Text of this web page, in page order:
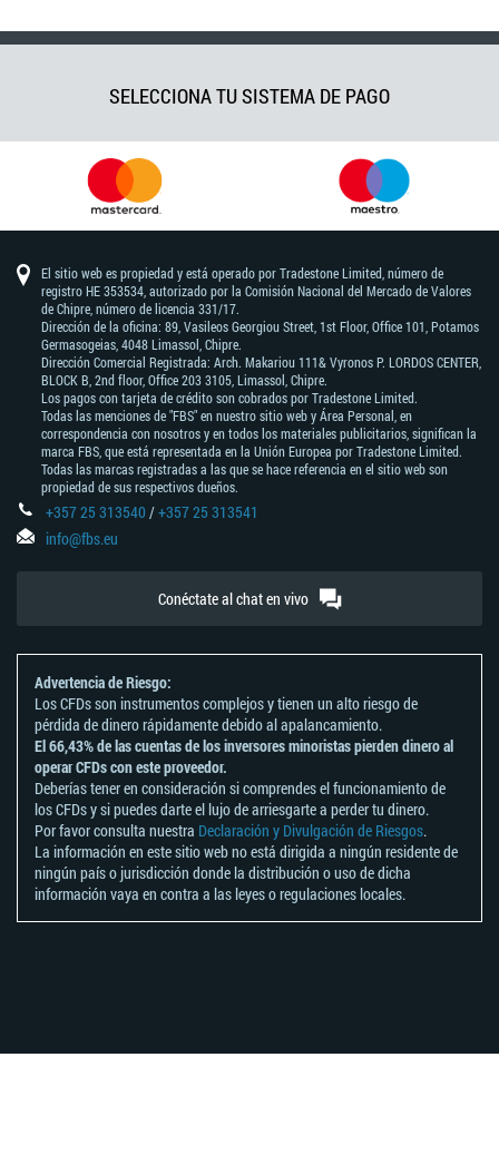
SELECCIONA TU SISTEMA DE PAGO
El sitio web es propiedad y está operado por Tradestone Limited, número de
registro HE 353534, autorizado por la Comisión Nacional del Mercado de Valores
de Chipre, número de licencia 331/17.
Dirección de la oficina: 89, Vasileos Georgiou Street, 1st Floor, Office 101, Potamos
Germasogeias, 4048 Limassol, Chipre.
Dirección Comercial Registrada: Arch. Makariou 111& Vyronos Р. LORDOS CENTER,
BLOCK В, 2nd floor, Office 203 3105, Limassol, Chipre.
Los pagos con tarjeta de crédito son cobrados por Tradestone Limited.
Todas las menciones de "FBS" en nuestro sitio web y Área Personal, en
correspondencia con nosotros y en todos los materiales publicitarios, significan la
marca FBS, que está representada en la Unión Europea por Tradestone Limited.
Todas las marcas registradas a las que se hace referencia en el sitio web son
propiedad de sus respectivos dueños.
+357 25 313540/+357 25 313541
info@fbs.eu
Conéctate al chat en vivo
Advertencia de Riesgo:
Los CFDs son instrumentos complejos y tienen un alto riesgo de
pérdida de dinero rápidamente debido al apalancamiento.
El 66,43% de las cuentas de los inversores minoristas pierden dinero al
operar CFDs con este proveedor.
Deberías tener en consideración si comprendes el funcionamiento de
los CFDs y si puedes darte el lujo de arriesgarte a perder tu dinero.
Por favor consulta nuestra Declaración y Divulgación de Riesgos.
La información en este sitio web no está dirigida a ningún residente de
ningún país o jurisdicción donde la distribución o uso de dicha
información vaya en contra a las leyes o regulaciones locales.